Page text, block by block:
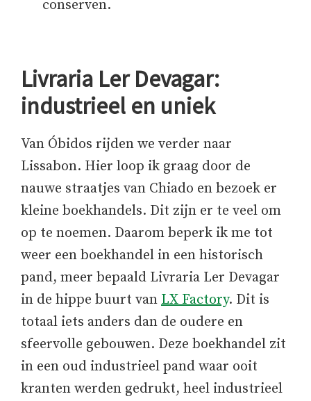
conserven.
Livraria Ler Devagar:
industrieel en uniek
Van Óbidos rijden we verder naar
Lissabon. Hier loop ik graag door de
nauwe straatjes van Chiado en bezoek er
kleine boekhandels. Dit zijn er te veel om
op te noemen. Daarom beperk ik me tot
weer een boekhandel in een historisch
pand, meer bepaald Livraria Ler Devagar
in de hippe buurt van LX Factory. Dit is
totaal iets anders dan de oudere en
sfeervolle gebouwen. Deze boekhandel zit
in een oud industrieel pand waar ooit
kranten werden gedrukt, heel industrieel